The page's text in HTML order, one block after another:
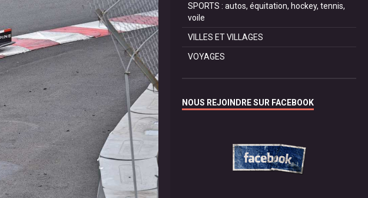
SPORTS : autos, équitation, hockey, tennis,
voile
VILLES ET VILLAGES
VOYAGES
NOUS REJOINDRE SUR FACEBOOK